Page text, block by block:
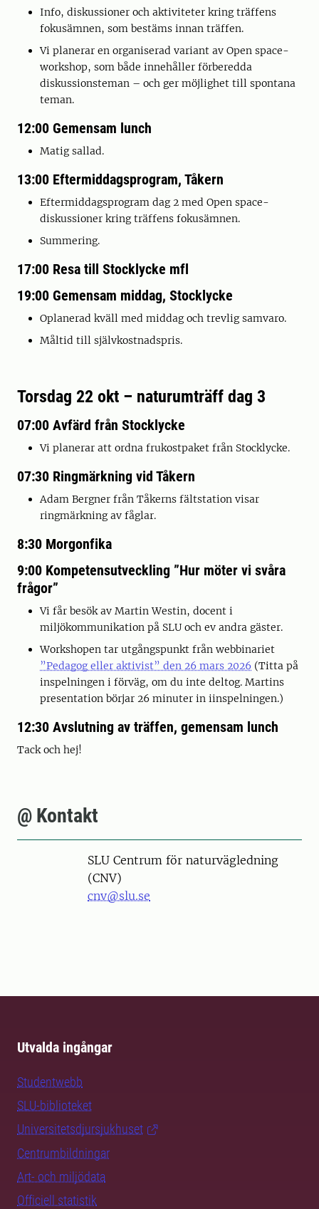
Info, diskussioner och aktiviteter kring träffens
fokusämnen, som bestäms innan träffen.
Vi planerar en organiserad variant av Open space-
workshop, som både innehåller förberedda
diskussionsteman – och ger möjlighet till spontana
teman.
12:00 Gemensam lunch
Matig sallad.
13:00 Eftermiddagsprogram, Tåkern
Eftermiddagsprogram dag 2 med Open space-
diskussioner kring träffens fokusämnen.
Summering.
17:00 Resa till Stocklycke mfl
19:00 Gemensam middag, Stocklycke
Oplanerad kväll med middag och trevlig samvaro.
Måltid till självkostnadspris.
Torsdag 22 okt – naturumträff dag 3
07:00 Avfärd från Stocklycke
Vi planerar att ordna frukostpaket från Stocklycke.
07:30 Ringmärkning vid Tåkern
Adam Bergner från Tåkerns fältstation visar
ringmärkning av fåglar.
8:30 Morgonfika
9:00 Kompetensutveckling ”Hur möter vi svåra
frågor”
Vi får besök av Martin Westin, docent i
miljökommunikation på SLU och ev andra gäster.
Workshopen tar utgångspunkt från webbinariet
”Pedagog eller aktivist” den 26 mars 2026 (Titta på
inspelningen i förväg, om du inte deltog. Martins
presentation börjar 26 minuter in iinspelningen.)
12:30 Avslutning av träffen, gemensam lunch
Tack och hej!
@ Kontakt
SLU Centrum för naturvägledning
(CNV)
cnv@slu.se
Utvalda ingångar
Studentwebb
SLU-biblioteket
Universitetsdjursjukhuset
Centrumbildningar
Art- och miljödata
Officiell statistik